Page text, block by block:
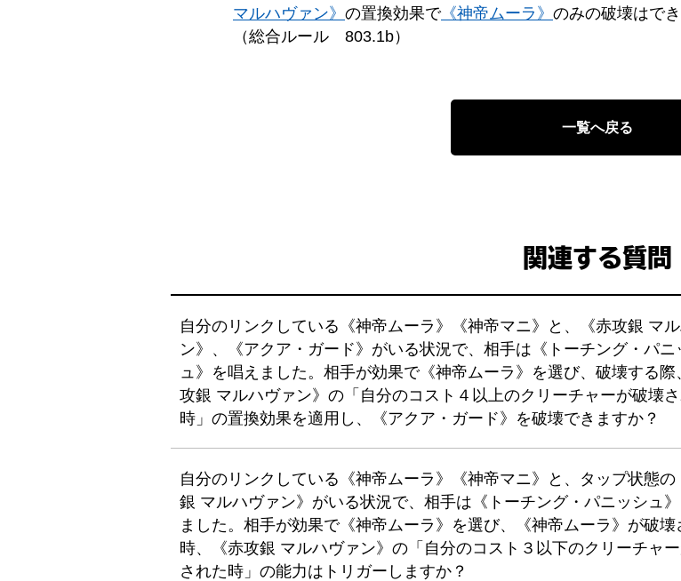
マルハヴァン》 の置換効果で《神帝ムーラ》 のみの破壊はでき
（総合ルール 803.1b）
一覧へ戻る
関連する質問
自分のリンクしている《神帝ムーラ》《神帝マニ》と、《赤攻銀 マ
ン》、《アクア・ガード》がいる状況で、相手は《トーチング・パニ
ュ》を唱えました。相手が効果で《神帝ムーラ》を選び、破壊する際
攻銀 マルハヴァン》の「自分のコスト４以上のクリーチャーが破壊
時」の置換効果を適用し、《アクア・ガード》を破壊できますか？
自分のリンクしている《神帝ムーラ》《神帝マニ》と、タップ状態の
銀 マルハヴァン》がいる状況で、相手は《トーチング・パニッシュ》
ました。相手が効果で《神帝ムーラ》を選び、《神帝ムーラ》が破壊
時、《赤攻銀 マルハヴァン》の「自分のコスト３以下のクリーチャ
された時」の能力はトリガーしますか？